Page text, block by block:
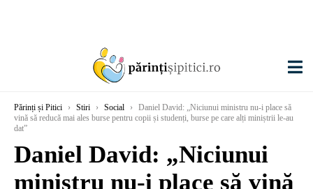
Părinți și Pitici › Stiri › Social ›
Daniel David: „Niciunui ministru nu-i place să
vină să reducă mai ales burse pentru copii și studenți, burse pe care alți miniștrii le-au
dat”
Daniel David: „Niciunui
ministru nu-i place să vină